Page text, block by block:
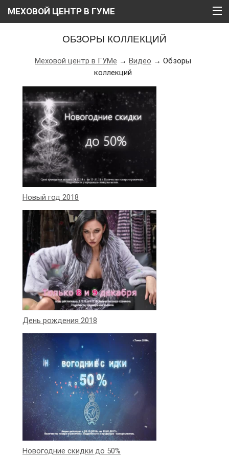
МЕХОВОЙ ЦЕНТР В ГУМЕ
РАССРОЧКА
ВИДЕО
АКЦИИ
БЛОГ
КОНТАКТЫ
ОБЗОРЫ КОЛЛЕКЦИЙ
Меховой центр в ГУМе → Видео → Обзоры
коллекций
Новый год 2018
День рождения 2018
Новогодние скидки до 50%